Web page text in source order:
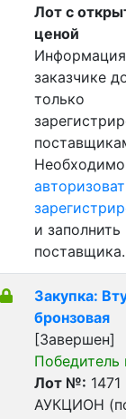
Лот с
ценой
заказчике
только
Необходимо
и
поставщика.
Закупка:
бронзовая
[Завершен]
Победитель
Лот №: 1471
АУКЦИОН